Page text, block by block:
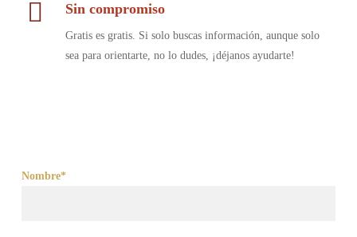
Sin compromiso
Gratis es gratis. Si solo buscas información, aunque solo
sea para orientarte, no lo dudes, ¡déjanos ayudarte!
Nombre*